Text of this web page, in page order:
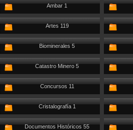
Ambar 1
Artes 119
Biominerales 5
Catastro Minero 5
Concursos 11
Cristalografía 1
Documentos Históricos 55